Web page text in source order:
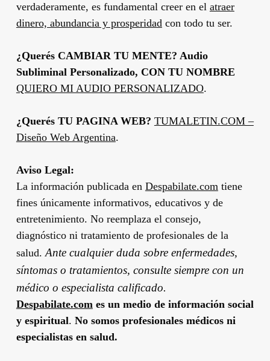
verdaderamente, es fundamental creer en el atraer
dinero, abundancia y prosperidadcon todo tu ser.
¿Querés CAMBIAR TU MENTE? Audio
Subliminal Personalizado, CON TU NOMBRE
QUIERO MI AUDIO PERSONALIZADO.
¿Querés TU PAGINA WEB? TUMALETIN.COM –
Diseño Web Argentina.
Aviso Legal:
La información publicada en Despabilate.comtiene
fines únicamente informativos, educativos y de
entretenimiento. No reemplaza el consejo,
diagnóstico ni tratamiento de profesionales de la
salud.Ante cualquier duda sobre enfermedades,
síntomas o tratamientos, consulte siempre con un
médico o especialista calificado.
Despabilate.comes un medio de información social
y espiritual. No somos profesionales médicos ni
especialistas en salud.